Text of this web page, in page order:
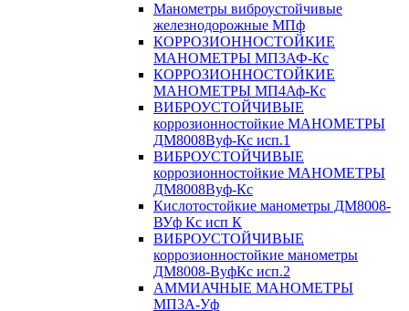
Манометры виброустойчивые
железнодорожные МПф
КОРРОЗИОННОСТОЙКИЕ
МАНОМЕТРЫ МП3АФ-Кс
КОРРОЗИОННОСТОЙКИЕ
МАНОМЕТРЫ МП4Аф-Кс
ВИБРОУСТОЙЧИВЫЕ
коррозионностойкие МАНОМЕТРЫ
ДМ8008Вуф-Кс исп.1
ВИБРОУСТОЙЧИВЫЕ
коррозионностойкие МАНОМЕТРЫ
ДМ8008Вуф-Кс
Кислотостойкие манометры ДМ8008-
ВУф Кс исп К
ВИБРОУСТОЙЧИВЫЕ
коррозионностойкие манометры
ДМ8008-ВуфКс исп.2
АММИАЧНЫЕ МАНОМЕТРЫ
МП3А-Уф